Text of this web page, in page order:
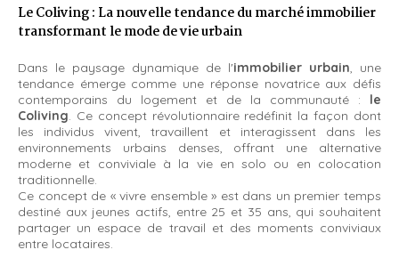
Le Coliving : La nouvelle tendance du marché immobilier
transformant le mode de vie urbain
Dans le paysage dynamique de l'immobilier urbain , une
tendance émerge comme une réponse novatrice aux défis
contemporains du logement et de la communauté : le
Coliving . Ce concept révolutionnaire redéfinit la façon dont
les individus vivent, travaillent et interagissent dans les
environnements urbains denses, offrant une alternative
moderne et conviviale à la vie en solo ou en colocation
traditionnelle.
Ce concept de « vivre ensemble » est dans un premier temps
destiné aux jeunes actifs, entre 25 et 35 ans, qui souhaitent
partager un espace de travail et des moments conviviaux
entre locataires.